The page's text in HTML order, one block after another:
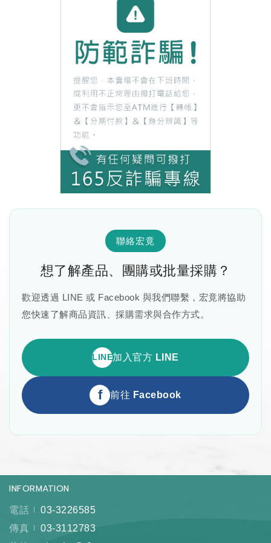
聯絡宏竟
想了解產品、團購或批量採購？
歡迎透過 LINE 或 Facebook 與我們聯繫，宏竟將協助
您快速了解商品資訊、採購需求與合作方式。
LINE加入官方 LINE
f 前往 Facebook
INFORMATION
電話
03-3226585
傳真
03-3112783